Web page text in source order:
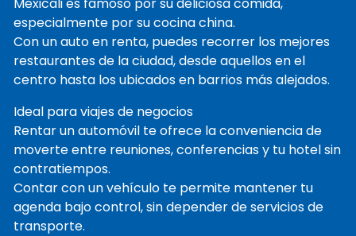
especialmente por su cocina china.
Con un auto en renta, puedes recorrer los mejores
restaurantes de la ciudad, desde aquellos en el
centro hasta los ubicados en barrios más alejados.
Ideal para viajes de negocios
Rentar un automóvil te ofrece la conveniencia de
moverte entre reuniones, conferencias y tu hotel sin
contratiempos.
Contar con un vehículo te permite mantener tu
agenda bajo control, sin depender de servicios de
transporte.